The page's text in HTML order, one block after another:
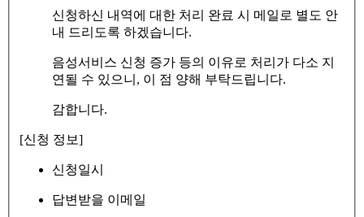
신청하신 내역에 대한 처리 완료 시 메일로 별도 안
내 드리도록 하겠습니다.
음성서비스 신청 증가 등의 이유로 처리가 다소 지
연될 수 있으니, 이 점 양해 부탁드립니다.
감합니다.
[신청 정보]
신청일시
답변받을 이메일